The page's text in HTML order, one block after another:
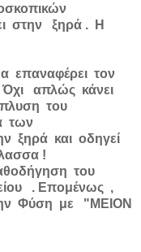
στην ξηρά . Η
επαναφέρει τον
απλώς κάνει
του
των
ξηρά και οδηγεί
!
του
. Επομένως ,
Φύση με "ΜΕΙΟΝ